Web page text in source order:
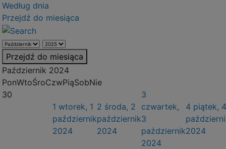
Według dnia
Przejdź do miesiąca
Przejdź do miesiąca
Październik 2024
PonWtoŚroCzwPiąSobNie
30
1 wtorek, 1
październik
2024
2 środa, 2
październik
2024
3
czwartek,
3
październik
2024
4 piątek, 4
2024